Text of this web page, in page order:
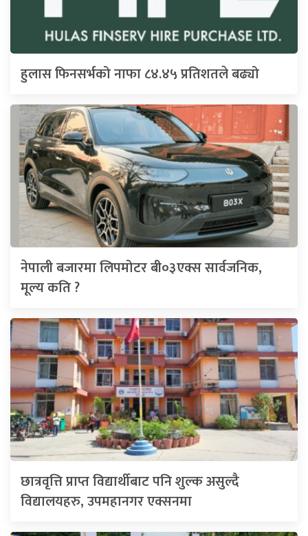
हुलास फिनसर्भको नाफा ८४.४५ प्रतिशतले बढ्यो
नेपाली बजारमा लिपमोटर बी०३एक्स सार्वजनिक,
मूल्य कति ?
छात्रवृत्ति प्राप्त विद्यार्थीबाट पनि शुल्क असुल्दै
विद्यालयहरु, उपमहानगर एक्सनमा